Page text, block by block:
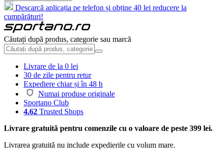
Descarcă aplicația pe telefon și obține 40 lei reducere la
cumpărături!
Căutați după produs, categorie sau marcă
Livrare de la 0 lei
30 de zile pentru retur
Expediere chiar și în 48 h
Numai produse originale
Sportano Club
4.62 Trusted Shops
Livrare gratuită pentru comenzile cu o valoare de peste 399 lei.
Livrarea gratuită nu include expedierile cu volum mare.